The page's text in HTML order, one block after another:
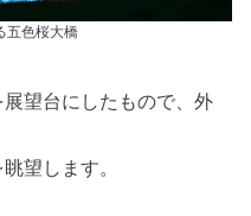
五色桜大橋
望台にしたもので、外
望します。